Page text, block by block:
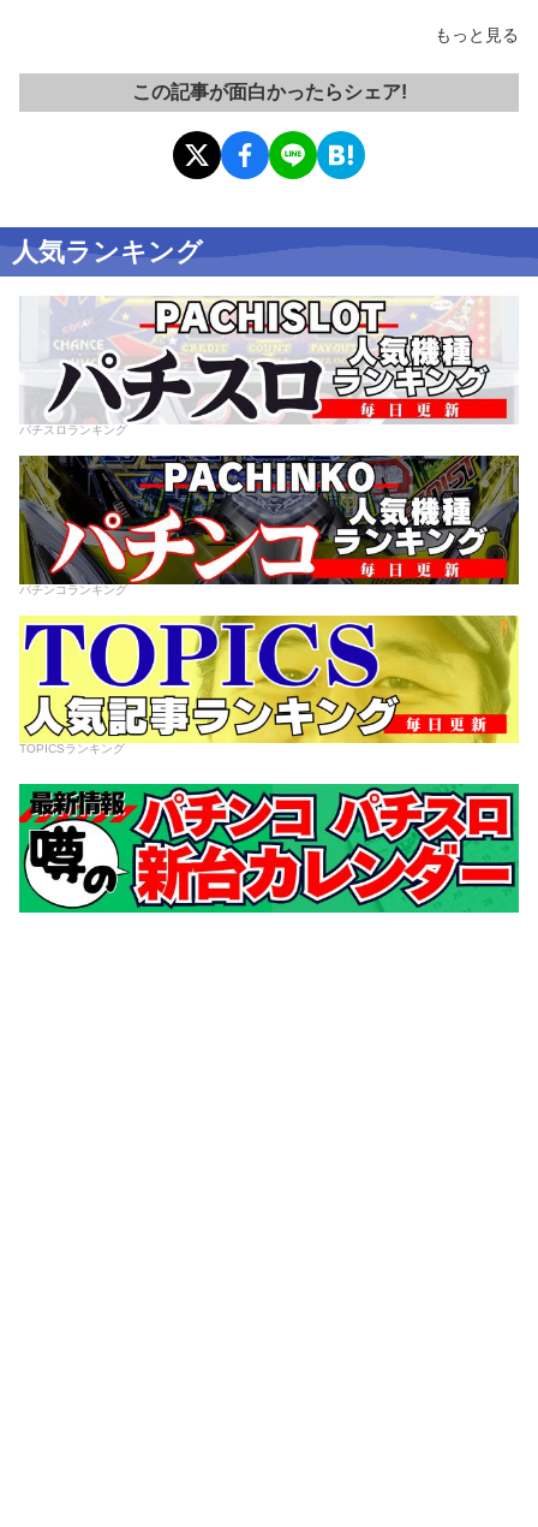
もっと見る
この記事が面白かったらシェア!
人気ランキング
パチスロランキング
パチンコランキング
TOPICSランキング